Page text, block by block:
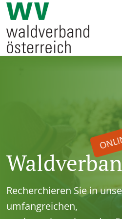
Recherchieren Sie in
umfangreichen,